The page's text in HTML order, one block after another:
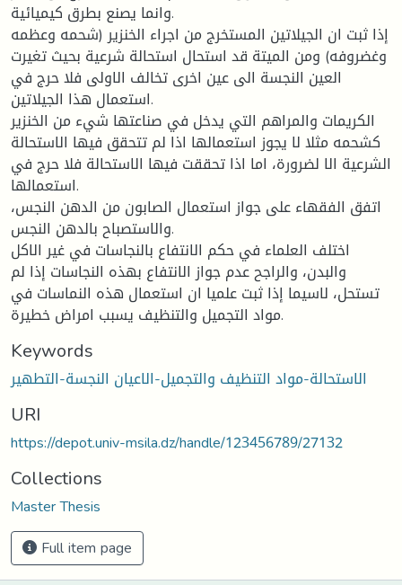
وانما يصنع بطرق كيميائية.
إذا ثبت ان الجيلاتين المستخرج من اجراء الخنزير (شحمه وعظمه
وغضروفه) ومن الميتة قد استحال استحالة شرعية بحيث تغيرت
العين النجسة الى عين اخرى تخالف الاولى فلا حرج في
استعمال هذا الجيلاتين.
الكريمات والمراهم التي يدخل في صناعتها شيء من الخنزير
كشحمه مثلا لا يجوز استعمالها اذا لم تتحقق فيها الاستحالة
الشرعية الا لضرورة، اما اذا تحققت فيها الاستحالة فلا حرج في
استعمالها.
اتفق الفقهاء على جواز استعمال الصابون من الدهن النجس،
والاستصباح بالدهن النجس.
اختلف العلماء في حكم الانتفاع بالنجاسات في غير الاكل
والبدن، والراجح عدم جواز الانتفاع بهذه النجاسات إذا لم
تستحل، لاسيما إذا ثبت علميا ان استعمال هذه النماسات في
مواد التجميل والتنظيف يسبب امراض خطيرة.
Keywords
الاستحالة-مواد التنظيف والتجميل-الاعيان النجسة-التطهير
URI
https://depot.univ-msila.dz/handle/123456789/27132
Collections
Master Thesis
Full item page